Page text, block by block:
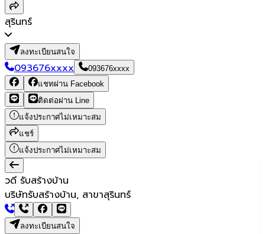
สุรินทร์
ลงทะเบียนสนใจ
093676xxxx
093676xxxx
แชทผ่าน Facebook
ติดต่อผ่าน Line
แจ้งประกาศไม่เหมาะสม
แชร์
แจ้งประกาศไม่เหมาะสม
วดี รับสร้างบ้าน
บริษัทรับสร้างบ้าน, สาขาสุรินทร์
ลงทะเบียนสนใจ